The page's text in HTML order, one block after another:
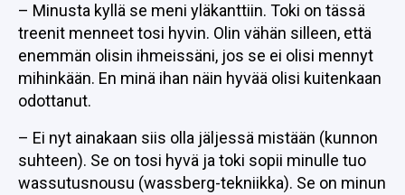
– Minusta kyllä se meni yläkanttiin. Toki on tässä
treenit menneet tosi hyvin. Olin vähän silleen, että
enemmän olisin ihmeissäni, jos se ei olisi mennyt
mihinkään. En minä ihan näin hyvää olisi kuitenkaan
odottanut.
– Ei nyt ainakaan siis olla jäljessä mistään (kunnon
suhteen). Se on tosi hyvä ja toki sopii minulle tuo
wassutusnousu (wassberg-tekniikka). Se on minun